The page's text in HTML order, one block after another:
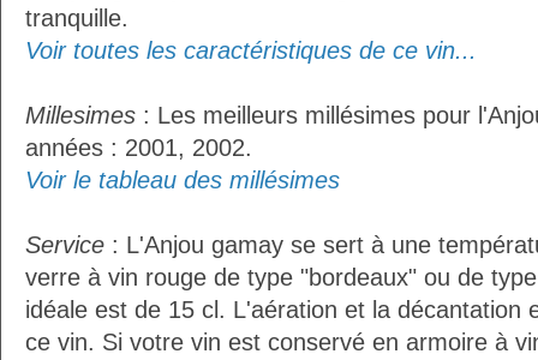
tranquille.
Voir toutes les caractéristiques de ce vin...
Millesimes : Les meilleurs millésimes pour
années : 2001, 2002.
Voir le tableau des millésimes
Service : L'Anjou gamay se sert à une
verre à vin rouge de type "bordeaux" ou de
idéale est de 15 cl. L'aération et la décantation
ce vin. Si votre vin est conservé en armoire à